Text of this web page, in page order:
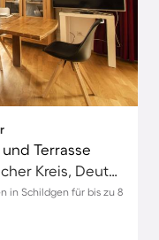
Terrasse
Odenthal, Rheinisch-Bergischer Kreis, Deutschland
in Schildgen für bis zu 8